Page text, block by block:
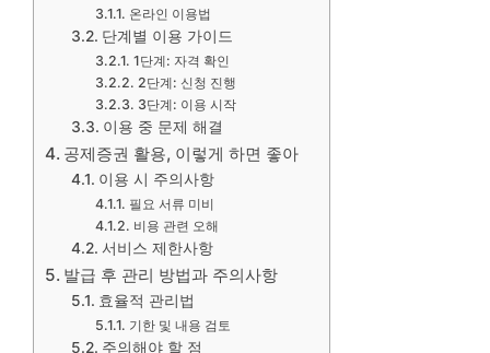
온라인 이용법
단계별 이용 가이드
1단계: 자격 확인
2단계: 신청 진행
3단계: 이용 시작
이용 중 문제 해결
공제증권 활용, 이렇게 하면 좋아
이용 시 주의사항
필요 서류 미비
비용 관련 오해
서비스 제한사항
발급 후 관리 방법과 주의사항
효율적 관리법
기한 및 내용 검토
주의해야 할 점